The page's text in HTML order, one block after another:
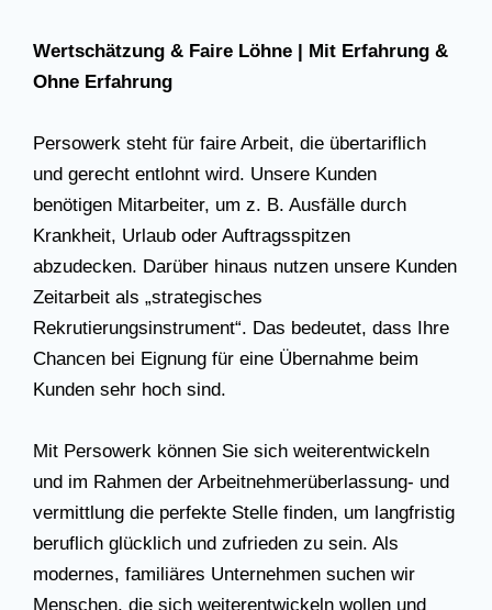
Wertschätzung & Faire Löhne | Mit Erfahrung &
Ohne Erfahrung
Persowerk steht für faire Arbeit, die übertariflich
und gerecht entlohnt wird. Unsere Kunden
benötigen Mitarbeiter, um z. B. Ausfälle durch
Krankheit, Urlaub oder Auftragsspitzen
abzudecken. Darüber hinaus nutzen unsere Kunden
Zeitarbeit als „strategisches
Rekrutierungsinstrument“. Das bedeutet, dass Ihre
Chancen bei Eignung für eine Übernahme beim
Kunden sehr hoch sind.
Mit Persowerk können Sie sich weiterentwickeln
und im Rahmen der Arbeitnehmerüberlassung- und
vermittlung die perfekte Stelle finden, um langfristig
beruflich glücklich und zufrieden zu sein. Als
modernes, familiäres Unternehmen suchen wir
Menschen, die sich weiterentwickeln wollen und